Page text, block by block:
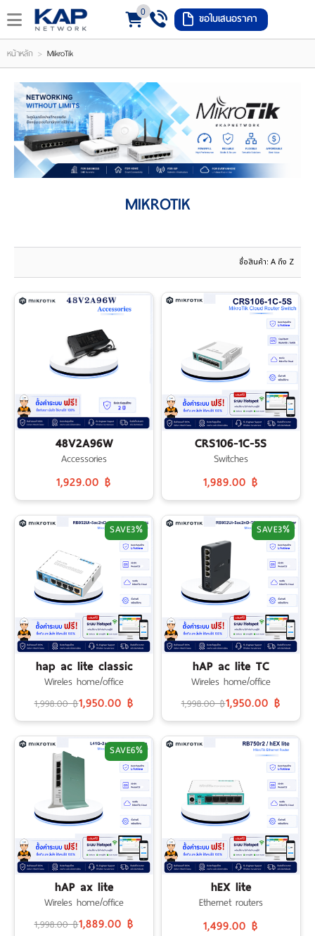
LOGIN
REGISTER
(
0
)
ชำระ
คลัง
ตัวแทน
บริการ
คอร์ส
อบรม
เรา
0 ขอใบเสนอราคา
หน้าหลัก > MikroTik
MIKROTIK
48V2A96W
Accessories
1,929.00 ฿
CRS106-1C-5S
Switches
1,989.00 ฿
hap ac lite classic
Wireles home/office
1,998.00 ฿1,950.00 ฿
SAVE3%
hAP ac lite TC
Wireles home/office
1,998.00 ฿1,950.00 ฿
SAVE3%
hAP ax lite
Wireles home/office
1,998.00 ฿1,889.00 ฿
SAVE6%
hEX lite
Ethernet routers
1,499.00 ฿